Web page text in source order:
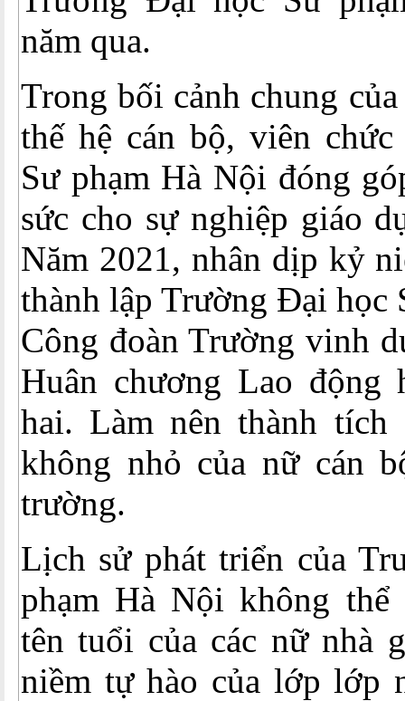
năm qua.
Trong bối cảnh chung
thế hệ cán bộ, viên
Sư phạm Hà Nội đóng
sức cho sự nghiệp giáo
Năm 2021, nhân dịp kỷ
thành lập Trường Đại học
Công đoàn Trường vinh
Huân chương Lao động
hai. Làm nên thành tích
không nhỏ của nữ cán
trường.
Lịch sử phát triển của
phạm Hà Nội không thể
tên tuổi của các nữ nhà
niềm tự hào của lớp lớp